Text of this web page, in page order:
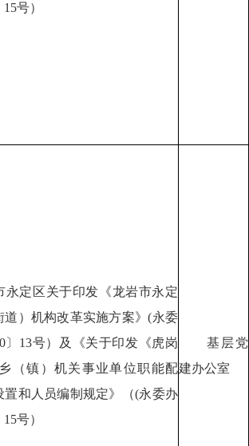
号）
定区关于印发《龙岩市永定
道）机构改革实施方案》(永委
〕13号）及《关于印发《虎岗
（镇）机关事业单位职能配
置和人员编制规定》（(永委办
号）
基层党
建办公室